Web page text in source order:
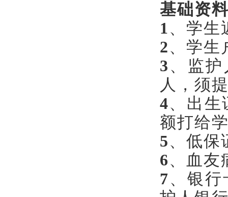
基础资
1、学生
2、学生
3 、监
人，须
4、出生
额打给
5、低保
6、血友
7、银